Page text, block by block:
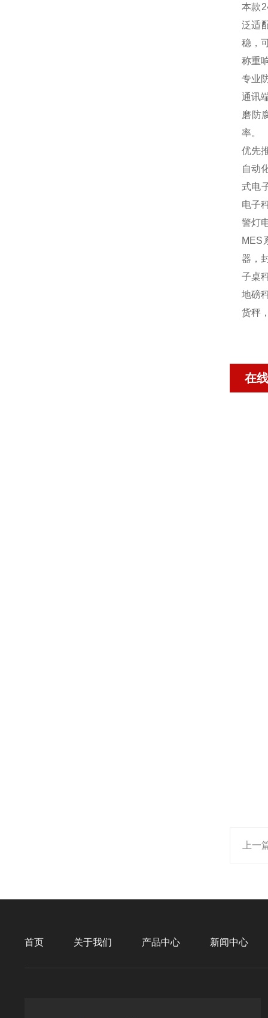
本款
泛适
稳，
称重
专业
通讯
磨防
率。
优先
自动
式电
电子
警灯
MES
器，
子桌
地磅
货秤
在
上一
首页 关于我们 产品中心 新闻中心